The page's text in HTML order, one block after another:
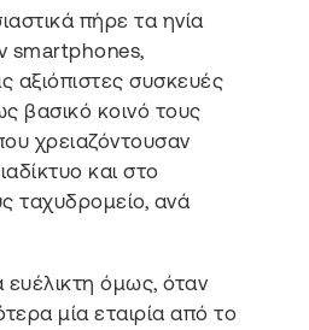
πήρε τα ηνία
smartphones,
αξιόπιστες συσκευές
βασικό κοινό τους
χρειαζόντουσαν
και στο
ταχυδρομείο, ανά
όμως, όταν
μία εταιρία από το